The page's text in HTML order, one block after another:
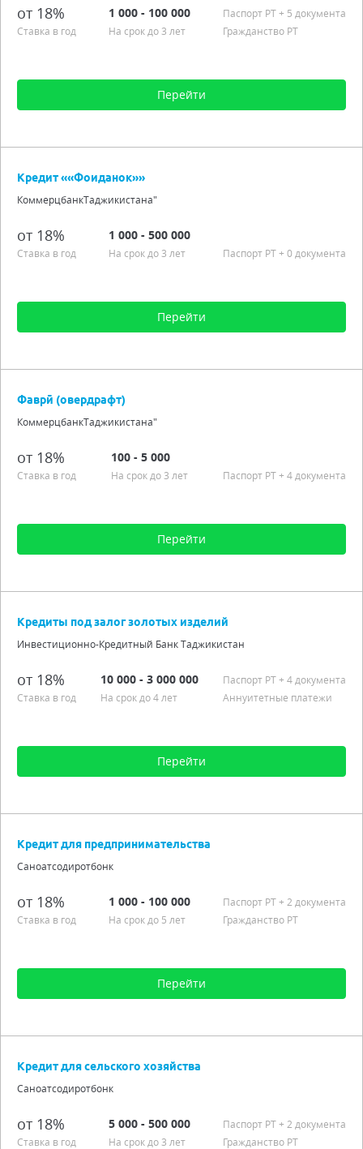
возрастное ограничение - граждане от 18 до 65 лет
Подробно
от 18%
Ставка в год
1 000 - 100 000
На срок до 3 лет
Паспорт РT+ 5 документа
Гражданство РТ
Перейти
Процентная ставка от 18,00% до 19,00%
Гражданство РТ
Подробно
Кредит ««Фоиданок»»
КоммерцбанкТаджикистана"
от 18%
Ставка в год
1 000 - 500 000
На срок до 3 лет Паспорт РT+ 0 документа
Перейти
Процентная ставка от 18,00%
Подробно
Фаврӣ (овердрафт)
КоммерцбанкТаджикистана"
от 18%
Ставка в год
100 - 5 000
На срок до 3 лет Паспорт РT+ 4 документа
Перейти
Процентная ставка от 18,00%
Подробно
Кредиты под залог золотых изделий
Инвестиционно-Кредитный Банк Таджикистан
от 18%
Ставка в год
10 000 - 3 000 000
На срок до 4 лет
Паспорт РT+ 4 документа
Аннуитетные платежи
Перейти
Процентная ставка от 18,00%
Аннуитетные платежи
Подробно
Кредит для предпринимательства
Саноатсодиротбонк
от 18%
Ставка в год
1 000 - 100 000
На срок до 5 лет
Паспорт РT+ 2 документа
Гражданство РТ
Перейти
Процентная ставка от 18,00%
Гражданство РТ
Подробно
Кредит для сельского хозяйства
Саноатсодиротбонк
от 18%
Ставка в год
5 000 - 500 000
На срок до 3 лет
Паспорт РT+ 2 документа
Гражданство РТ